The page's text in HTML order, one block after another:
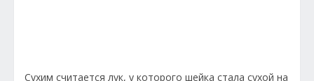
Сухим считается лук, у которого шейка стала сухой на